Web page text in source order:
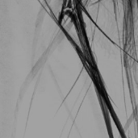
Zapytaj o cenę